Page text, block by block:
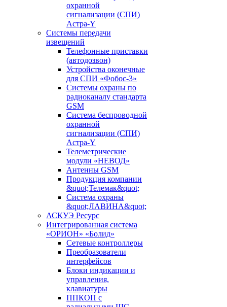
охранной
сигнализации (СПИ)
Астра-Y
Системы передачи
извещений
Телефонные приставки
(автодозвон)
Устройства оконечные
для СПИ «Фобос-3»
Системы охраны по
радиоканалу стандарта
GSM
Система беспроводной
охранной
сигнализации (СПИ)
Астра-Y
Телеметрические
модули «НЕВОД»
Антенны GSM
Продукция компании
&quot;Телемак&quot;
Система охраны
&quot;ЛАВИНА&quot;
АСКУЭ Ресурс
Интегрированная система
«ОРИОН» «Болид»
Сетевые контроллеры
Преобразователи
интерфейсов
Блоки индикации и
управления,
клавиатуры
ППКОП с